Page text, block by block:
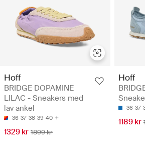
Hoff
BRIDGE DOPAMINE
LILAC - Sneakers med
lav ankel
36 37 38 39 40
1329 kr 1899 kr
Hoff
36 37
1189 kr